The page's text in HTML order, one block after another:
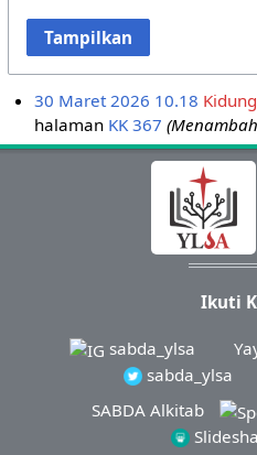
Tampilkan
30 Maret 2026 10.18 Kidung
halaman KK 367
Ikuti
sabda_ylsa
sabda_ylsa
SABDA Alkitab